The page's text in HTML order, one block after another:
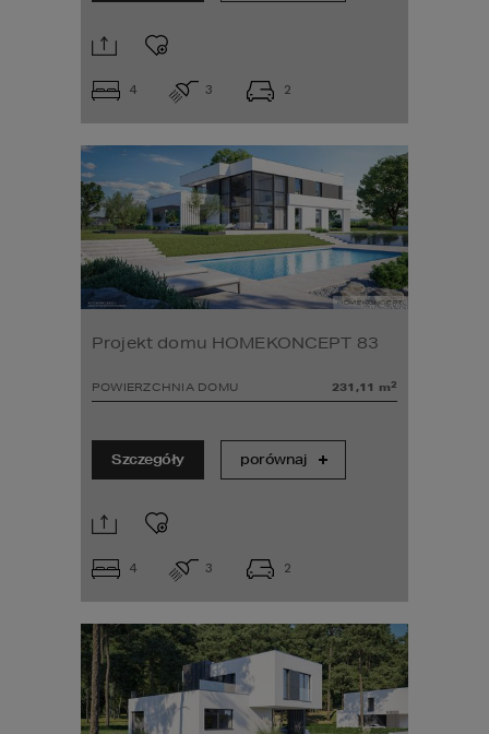
4 3 2
Projekt domu HOMEKONCEPT 83
POWIERZCHNIA DOMU 231,11 m2
4 3 2
Szczegóły porównaj